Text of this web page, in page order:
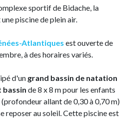
sportif de Bidache, la
une piscine de plein air.
Atlantiques est ouverte de
à des horaires variés.
d'un grand bassin de natation
bassin de 8 x 8 m pour les enfants
allant de 0,30 à 0,70 m)
reposer au soleil. Cette piscine est